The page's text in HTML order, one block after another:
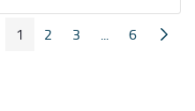
Precedente
Pagina
1 Pagina
2 Pagina
3 ...
PaginePagina
6